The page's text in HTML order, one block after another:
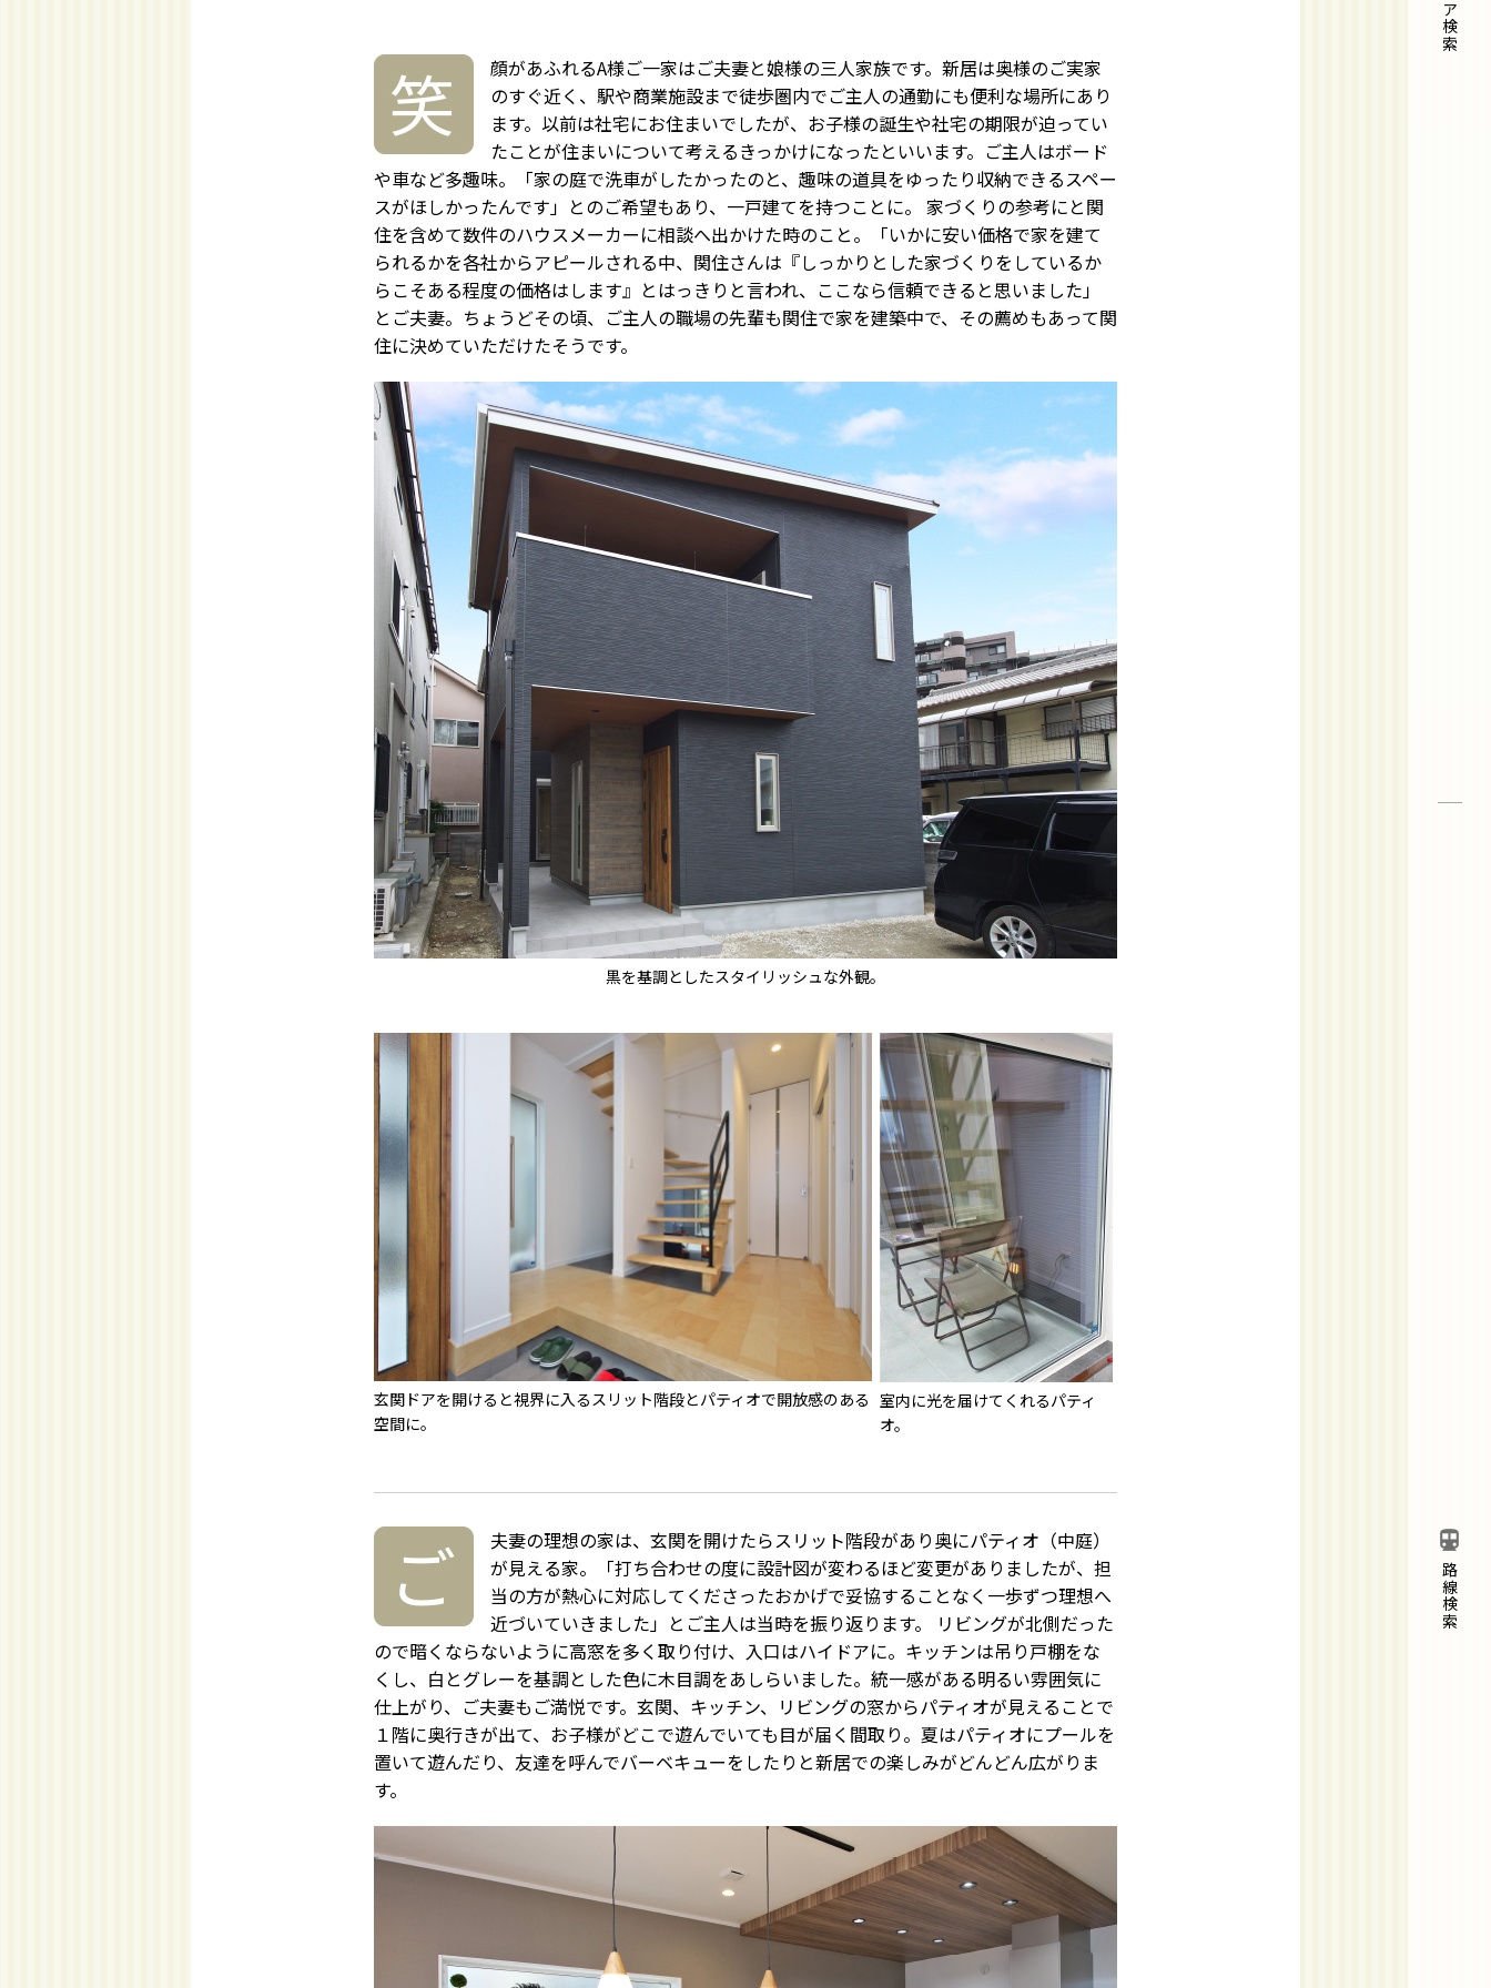
directions_transit
路線検索
顔があふれるA様ご一家はご夫妻と娘様の三人家族です。新居は奥様のご実家
のすぐ近く、駅や商業施設まで徒歩圏内でご主人の通勤にも便利な場所にあり
ます。以前は社宅にお住まいでしたが、お子様の誕生や社宅の期限が迫ってい
たことが住まいについて考えるきっかけになったといいます。ご主人はボード
や車など多趣味。「家の庭で洗車がしたかったのと、趣味の道具をゆったり収納できるスペー
スがほしかったんです」とのご希望もあり、一戸建てを持つことに。 家づくりの参考にと関
住を含めて数件のハウスメーカーに相談へ出かけた時のこと。「いかに安い価格で家を建て
られるかを各社からアピールされる中、関住さんは『しっかりとした家づくりをしているか
らこそある程度の価格はします』とはっきりと言われ、ここなら信頼できると思いました」
とご夫妻。ちょうどその頃、ご主人の職場の先輩も関住で家を建築中で、その薦めもあって関
住に決めていただけたそうです。
黒を基調としたスタイリッシュな外観。
玄関ドアを開けると視界に入るスリット階段とパティオで開放感のある
空間に。
室内に光を届けてくれるパティ
オ。
夫妻の理想の家は、玄関を開けたらスリット階段があり奥にパティオ（中庭）
が見える家。「打ち合わせの度に設計図が変わるほど変更がありましたが、担
当の方が熱心に対応してくださったおかげで妥協することなく一歩ずつ理想へ
近づいていきました」とご主人は当時を振り返ります。 リビングが北側だった
ので暗くならないように高窓を多く取り付け、入口はハイドアに。キッチンは吊り戸棚をな
くし、白とグレーを基調とした色に木目調をあしらいました。統一感がある明るい雰囲気に
仕上がり、ご夫妻もご満悦です。玄関、キッチン、リビングの窓からパティオが見えることで
１階に奥行きが出て、お子様がどこで遊んでいても目が届く間取り。夏はパティオにプールを
置いて遊んだり、友達を呼んでバーベキューをしたりと新居での楽しみがどんどん広がりま
す。